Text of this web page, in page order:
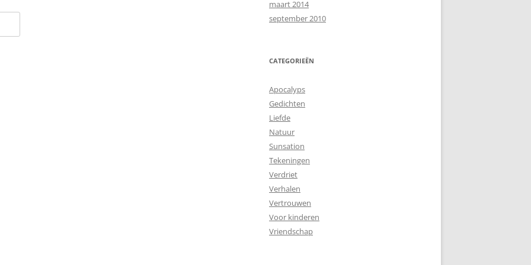
maart 2014
september 2010
CATEGORIEËN
Apocalyps
Gedichten
Liefde
Natuur
Sunsation
Tekeningen
Verdriet
Verhalen
Vertrouwen
Voor kinderen
Vriendschap